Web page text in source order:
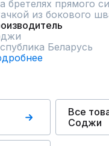
бретелях прямого
из бокового
Беларусь
Все
Соджи